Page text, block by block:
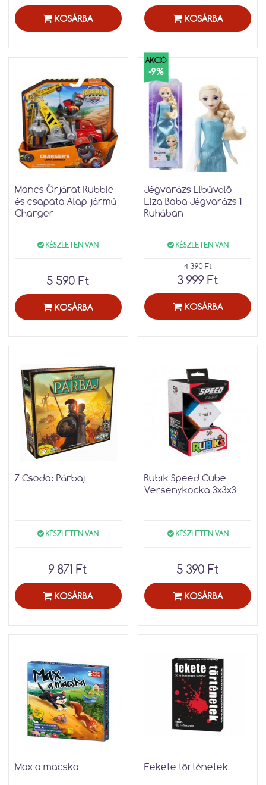
KOSÁRBA KOSÁRBA
Mancs Őrjárat Rubble
és csapata Alap jármű
Charger
KÉSZLETEN VAN
5 590 Ft
KOSÁRBA
AKCIÓ
-9%
Jégvarázs Elbűvölő
Elza Baba Jégvarázs 1
Ruhában
KÉSZLETEN VAN
4 390 Ft
3 999 Ft
KOSÁRBA
7 Csoda: Párbaj
KÉSZLETEN VAN
9 871 Ft
KOSÁRBA
Rubik Speed Cube
Versenykocka 3x3x3
KÉSZLETEN VAN
5 390 Ft
KOSÁRBA
Max a macska Fekete történetek